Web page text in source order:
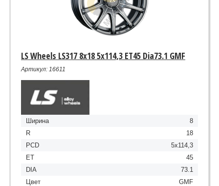
LS Wheels LS317 8x18 5x114,3 ET45 Dia73.1 GMF
Артикул: 16611
Ширина
8
R
18
PCD
5x114,3
ET
45
DIA
73.1
Цвет
GMF